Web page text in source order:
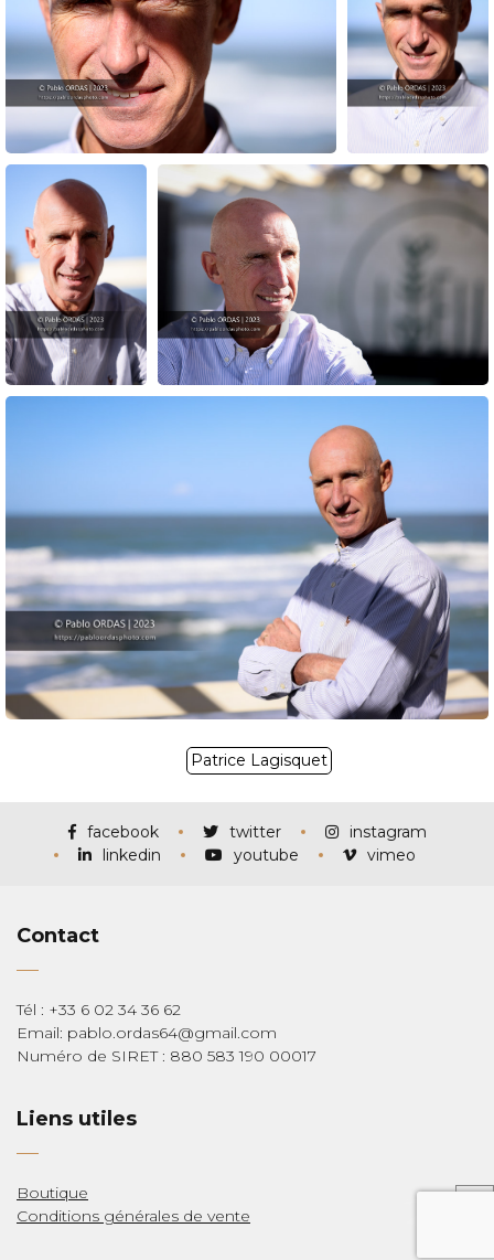
Patrice Lagisquet
facebook twitter
instagram
linkedin
youtube vimeo
Contact
Tél : +33 6 02 34 36 62
Email: pablo.ordas64@gmail.com
Numéro de SIRET : 880 583 190 00017
Liens utiles
Boutique
Conditions générales de vente